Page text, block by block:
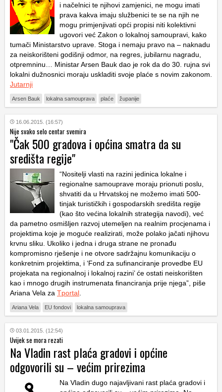
i načelnici te njihovi zamjenici, ne mogu imati
prava kakva imaju službenici te se na njih ne
mogu primjenjivati opći propisi niti kolektivni
ugovori već Zakon o lokalnoj samoupravi, kako
tumači Ministarstvo uprave. Stoga i nemaju pravo na – naknadu
za neiskorišteni godišnji odmor, na regres, jubilarnu nagradu,
otpremninu… Ministar Arsen Bauk dao je rok da do 30. rujna svi
lokalni dužnosnici moraju uskladiti svoje plaće s novim zakonom.
Jutarnji
Arsen Bauk lokalna samouprava plaće županije
16.06.2015. (16:57)
Nije svako selo centar svemira
"Čak 500 gradova i općina smatra da su
središta regije"
“Nositelji vlasti na razini jedinica lokalne i
regionalne samouprave moraju prionuti poslu,
shvatiti da u Hrvatskoj ne možemo imati 500-
tinjak turističkih i gospodarskih središta regije
(kao što većina lokalnih strategija navodi), već
da pametno osmišljen razvoj utemeljen na realnim procjenama i
projektima koje je moguće realizirati, može polako jačati njihovu
krvnu sliku. Ukoliko i jedna i druga strane ne pronađu
kompromisno rješenje i ne otvore sadržajnu komunikaciju o
konkretnim projektima, i ‘Fond za sufinanciranje provedbe EU
projekata na regionalnoj i lokalnoj razini’ će ostati neiskorišten
kao i mnogo drugih instrumenata financiranja prije njega”, piše
Ariana Vela za Tportal
Ariana Vela EU fondovi lokalna samouprava
03.01.2015. (12:54)
Uvijek se mora rezati
Na Vladin rast plaća gradovi i općine
odgovorili su – većim prirezima
Na Vladin dugo najavljivani rast plaća gradovi i